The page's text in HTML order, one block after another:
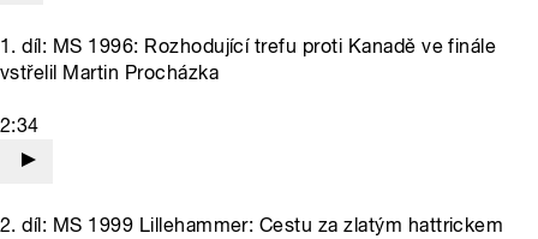
1. díl: MS 1996: Rozhodující trefu proti Kanadě ve finále
vstřelil Martin Procházka
2:34
2. díl: MS 1999 Lillehammer: Cestu za zlatým hattrickem